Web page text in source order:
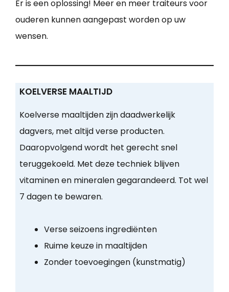
Er is een oplossing! Meer en meer traiteurs voor
ouderen kunnen aangepast worden op uw
wensen.
KOELVERSE MAALTIJD
Koelverse maaltijden zijn daadwerkelijk
dagvers, met altijd verse producten.
Daaropvolgend wordt het gerecht snel
teruggekoeld. Met deze techniek blijven
vitaminen en mineralen gegarandeerd. Tot wel
7 dagen te bewaren.
Verse seizoens ingrediënten
Ruime keuze in maaltijden
Zonder toevoegingen (kunstmatig)